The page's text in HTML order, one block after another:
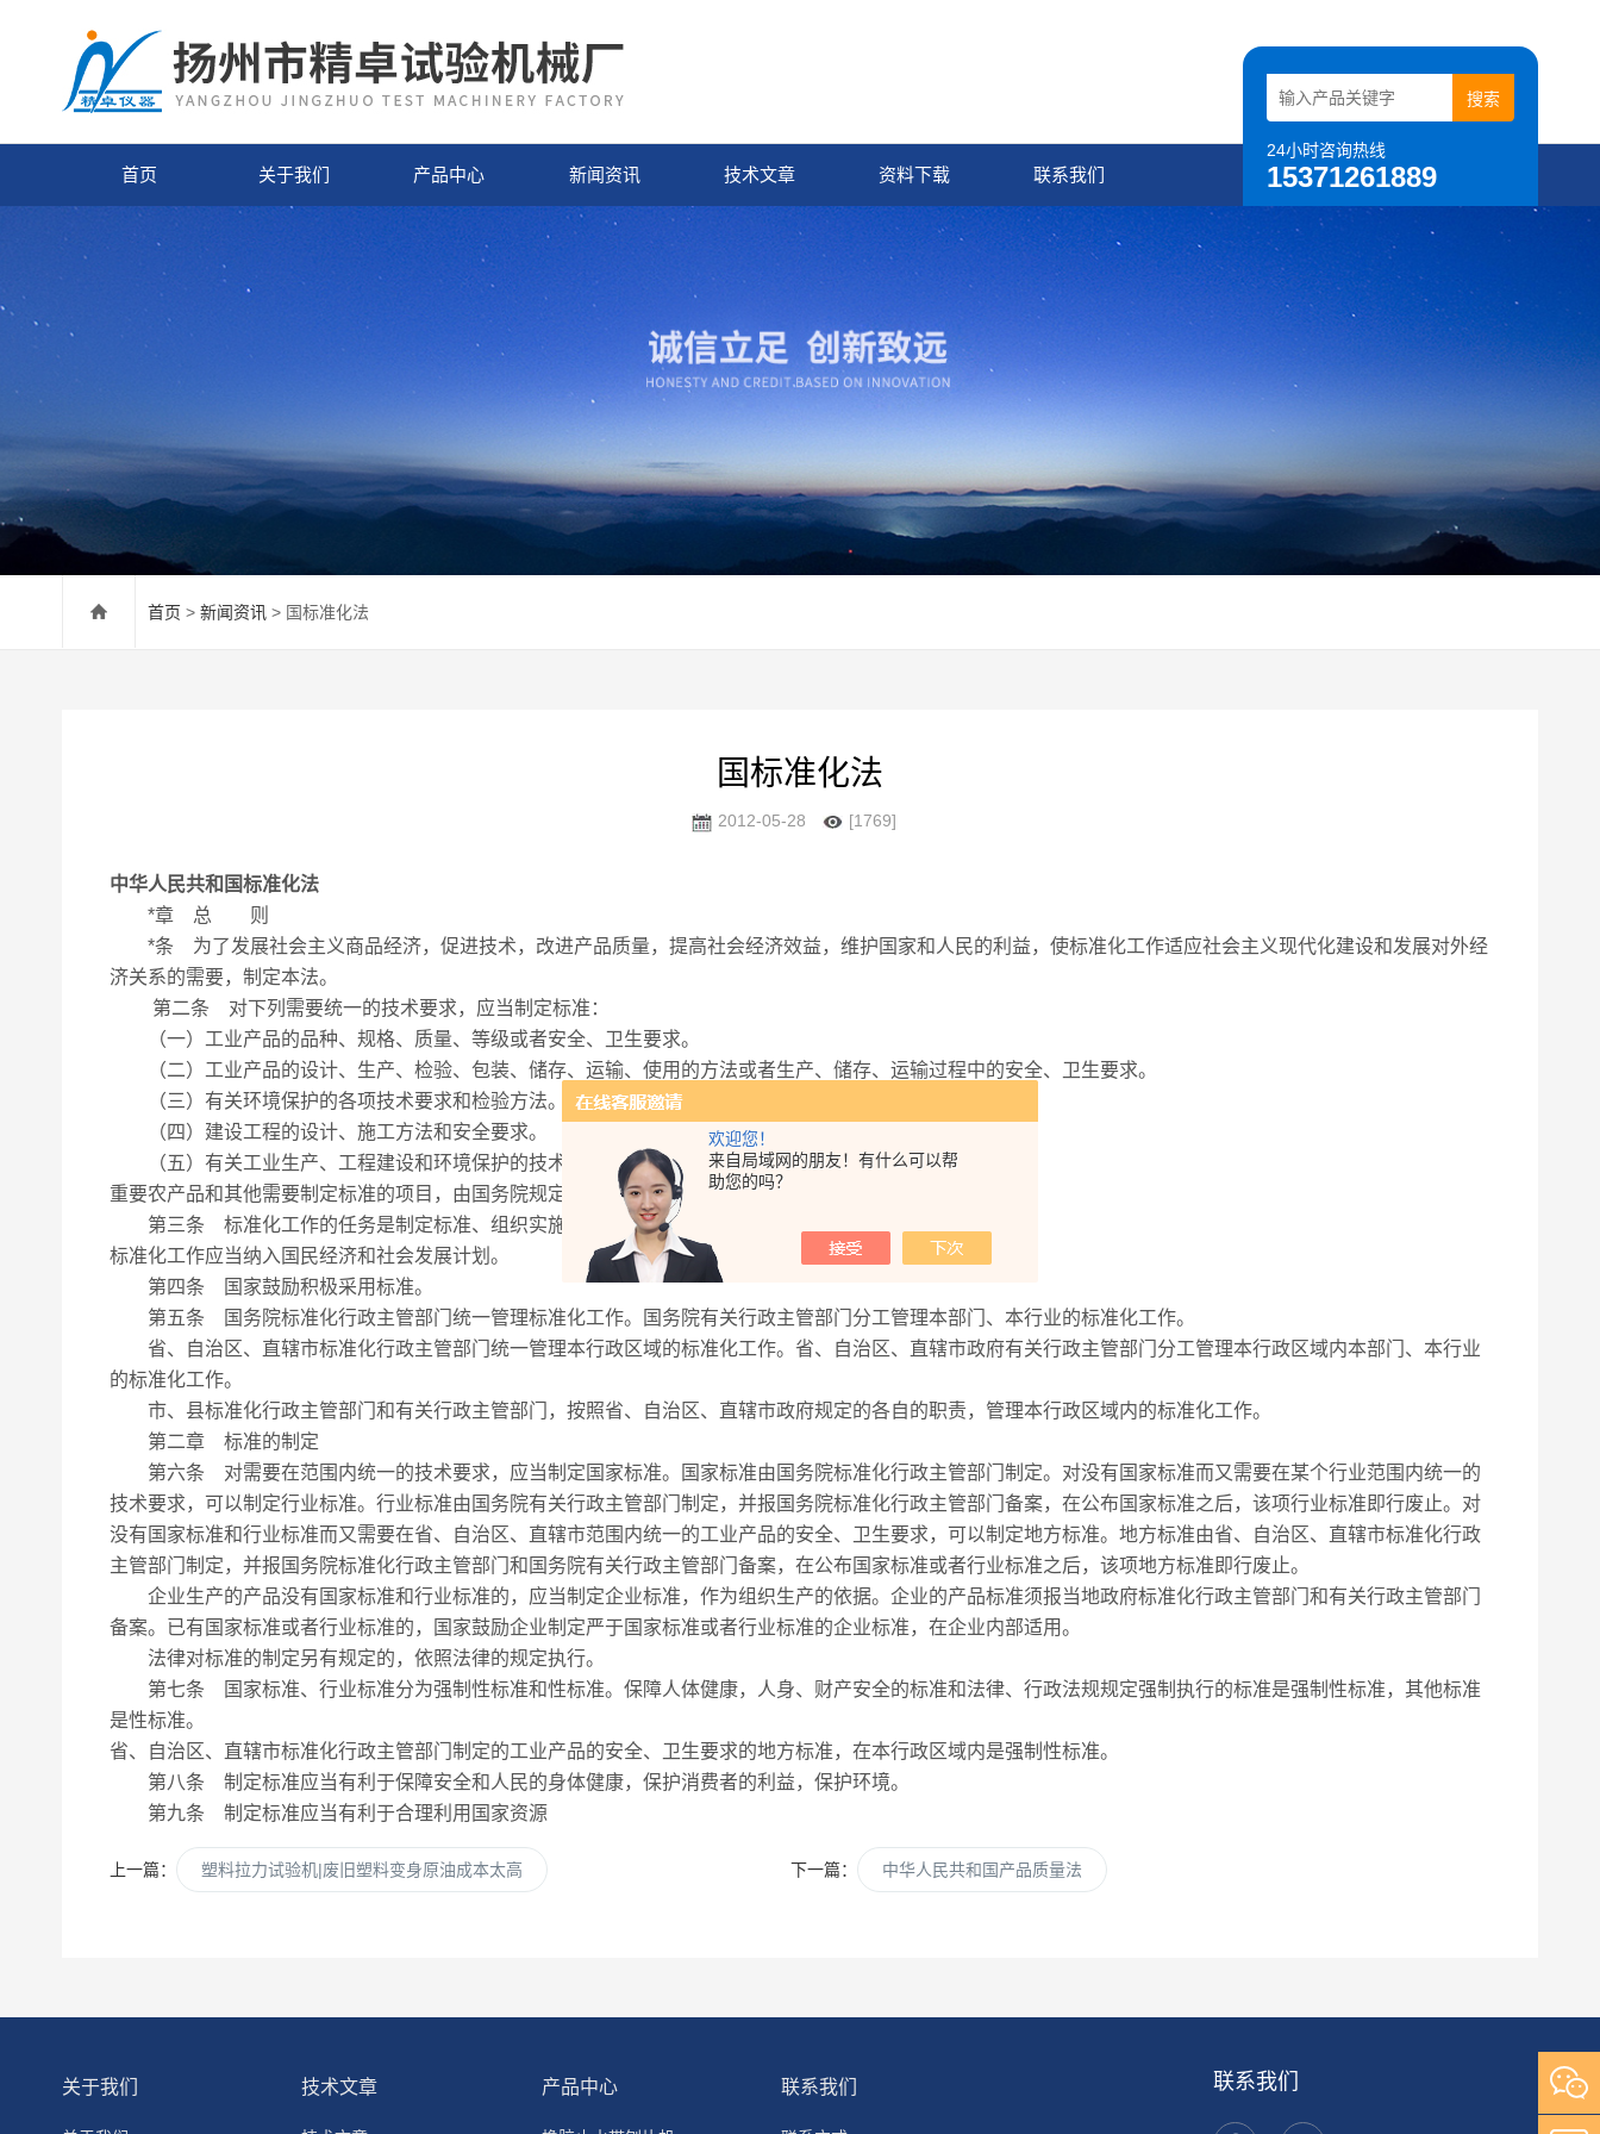
欢迎您！
来自局域网的朋友！有什么可以帮
助您的吗？
24小时咨询热线
15371261889
首页 关于我们 产品中心 新闻资讯 技术文章 资料下载 联系我们
首页 > 新闻资讯 > 国标准化法
国标准化法
2012-05-28 [1769]
中华人民共和国标准化法
*章 总 则
*条 为了发展社会主义商品经济，促进技术，改进产品质量，提高社会经济效益，维护国家和人民的利益，使标准化工作适应社会主义现代化建设和发展对外经
济关系的需要，制定本法。
第二条 对下列需要统一的技术要求，应当制定标准：
（一）工业产品的品种、规格、质量、等级或者安全、卫生要求。
（二）工业产品的设计、生产、检验、包装、储存、运输、使用的方法或者生产、储存、运输过程中的安全、卫生要求。
（三）有关环境保护的各项技术要求和检验方法。
（四）建设工程的设计、施工方法和安全要求。
（五）有关工业生产、工程建设和环境保护的技术术语、符号、代号和制图方法。
重要农产品和其他需要制定标准的项目，由国务院规定。
第三条 标准化工作的任务是制定标准、组织实施标准和对标准的实施进行监督。
标准化工作应当纳入国民经济和社会发展计划。
第四条 国家鼓励积极采用标准。
第五条 国务院标准化行政主管部门统一管理标准化工作。国务院有关行政主管部门分工管理本部门、本行业的标准化工作。
省、自治区、直辖市标准化行政主管部门统一管理本行政区域的标准化工作。省、自治区、直辖市政府有关行政主管部门分工管理本行政区域内本部门、本行业
的标准化工作。
市、县标准化行政主管部门和有关行政主管部门，按照省、自治区、直辖市政府规定的各自的职责，管理本行政区域内的标准化工作。
第二章 标准的制定
第六条 对需要在范围内统一的技术要求，应当制定国家标准。国家标准由国务院标准化行政主管部门制定。对没有国家标准而又需要在某个行业范围内统一的
技术要求，可以制定行业标准。行业标准由国务院有关行政主管部门制定，并报国务院标准化行政主管部门备案，在公布国家标准之后，该项行业标准即行废止。对
没有国家标准和行业标准而又需要在省、自治区、直辖市范围内统一的工业产品的安全、卫生要求，可以制定地方标准。地方标准由省、自治区、直辖市标准化行政
主管部门制定，并报国务院标准化行政主管部门和国务院有关行政主管部门备案，在公布国家标准或者行业标准之后，该项地方标准即行废止。
企业生产的产品没有国家标准和行业标准的，应当制定企业标准，作为组织生产的依据。企业的产品标准须报当地政府标准化行政主管部门和有关行政主管部门
备案。已有国家标准或者行业标准的，国家鼓励企业制定严于国家标准或者行业标准的企业标准，在企业内部适用。
法律对标准的制定另有规定的，依照法律的规定执行。
第七条 国家标准、行业标准分为强制性标准和性标准。保障人体健康，人身、财产安全的标准和法律、行政法规规定强制执行的标准是强制性标准，其他标准
是性标准。
省、自治区、直辖市标准化行政主管部门制定的工业产品的安全、卫生要求的地方标准，在本行政区域内是强制性标准。
第八条 制定标准应当有利于保障安全和人民的身体健康，保护消费者的利益，保护环境。
第九条 制定标准应当有利于合理利用国家资源
上一篇： 塑料拉力试验机|废旧塑料变身原油成本太高 下一篇： 中华人民共和国产品质量法
关于我们 技术文章 产品中心 联系我们 联系我们